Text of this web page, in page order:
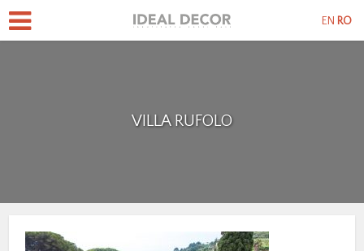
VILLA RUFOLO
EN RO